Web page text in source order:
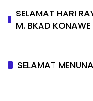
SELAMAT HARI
M. BKAD
SELAMAT